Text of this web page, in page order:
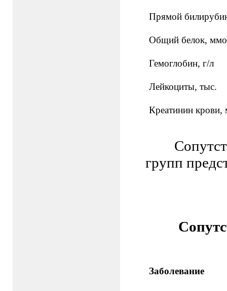
Прямой
Общий белок,
Гемоглобин, г/л
Лейкоциты, тыс.
Креатинин крови,
групп
Заболевание